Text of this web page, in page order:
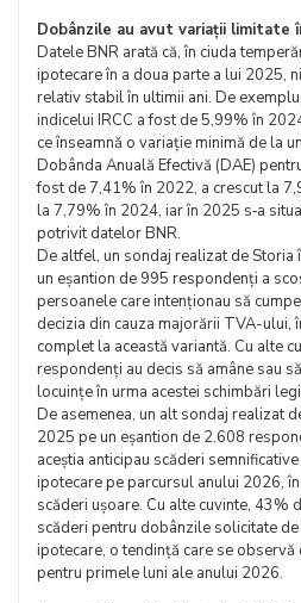
Dobânzile au avut variații limitate
Datele BNR arată că, în ciuda
ipotecare în a doua parte a lui 2025,
relativ stabil în ultimii ani. De
indicelui IRCC a fost de 5,99% în
ce înseamnă o variație minimă de la
Dobânda Anuală Efectivă (DAE)
fost de 7,41% în 2022, a crescut la
la 7,79% în 2024, iar în 2025 s‑a
potrivit datelor BNR.
De altfel, un sondaj realizat de
un eșantion de 995 respondenți a
persoanele care intenționau să
decizia din cauza majorării TVA-ului,
complet la această variantă. Cu alte
respondenți au decis să amâne sau
locuințe în urma acestei schimbări
De asemenea, un alt sondaj realizat
2025 pe un eșantion de 2.608
aceștia anticipau scăderi
ipotecare pe parcursul anului 2026,
scăderi ușoare. Cu alte cuvinte, 43%
scăderi pentru dobânzile solicitate
ipotecare, o tendință care se
pentru primele luni ale anului 2026.